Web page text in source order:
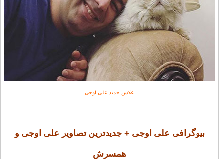
عکس جدید علی اوجی
بیوگرافی علی اوجی + جدیدترین تصاویر علی اوجی و
همسرش